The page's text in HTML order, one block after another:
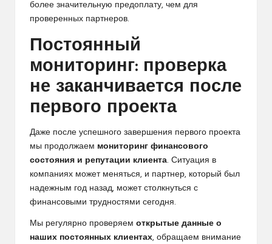
более значительную предоплату, чем для
проверенных партнеров.
Постоянный
мониторинг: проверка
не заканчивается после
первого проекта
Даже после успешного завершения первого проекта
мы продолжаем мониторинг финансового
состояния и репутации клиента. Ситуация в
компаниях может меняться, и партнер, который был
надежным год назад, может столкнуться с
финансовыми трудностями сегодня.
Мы регулярно проверяем открытые данные о
наших постоянных клиентах, обращаем внимание